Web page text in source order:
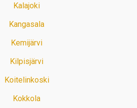
Kalajoki
Kangasala
Kemijärvi
Kilpisjärvi
Koitelinkoski
Kokkola